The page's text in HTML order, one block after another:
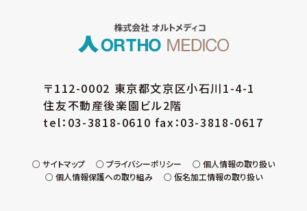
取得・入力、利用・加工、保管・保存、移送・送信、
消去・廃棄等の段階ごとに、取扱方法、管理者・
取扱規程を策定しています。また、個人データの
安全管理、取扱状況の点検及び監査、外部委託
に係る規程を整備しています。
(ウ) 組織的安全管理措置
設置するとともに、個人データを取り扱う従業
員・役員および当該従業員・役員が取り扱う個
〒112-0002 東京都文京区小石川1-4-1
住友不動産後楽園ビル2階
tel：03-3818-0610 fax：03-3818-0617
サイトマップ プライバシーポリシー
個人情報の取り扱い
個人情報保護への取り組み
仮名加工情報の取り扱い